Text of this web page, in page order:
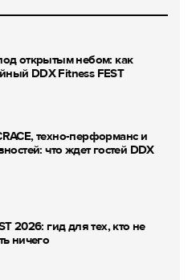
открытым небом: как
DDX Fitness FEST
техно-перформанс и
что ждет гостей DDX
2026: гид для тех, кто не
ничего